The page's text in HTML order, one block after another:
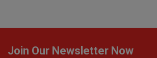
Join Our Newsletter Now